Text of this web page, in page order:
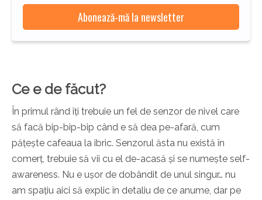
Ce e de făcut?
În primul rând îți trebuie un fel de senzor de nivel care
să facă bip-bip-bip când e să dea pe-afară, cum
pățește cafeaua la ibric. Senzorul ăsta nu există în
comerț, trebuie să vii cu el de-acasă și se numește self-
awareness. Nu e ușor de dobândit de unul singur… nu
am spațiu aici să explic în detaliu de ce anume, dar pe